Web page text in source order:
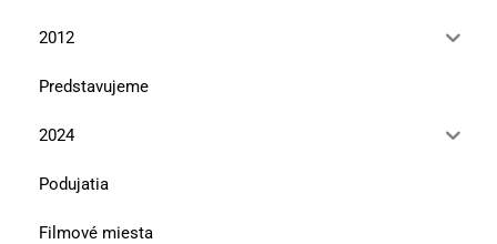
2012
Predstavujeme
2024
Podujatia
Filmové miesta